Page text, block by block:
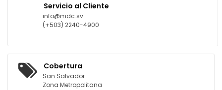
Servicio al Cliente
info@mdc.sv
(+503) 2240-4900
Cobertura
San Salvador
Zona Metropolitana